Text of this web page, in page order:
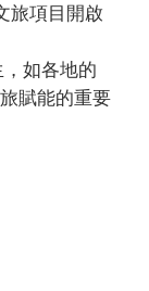
旅項目開啟
如各地的
賦能的重要